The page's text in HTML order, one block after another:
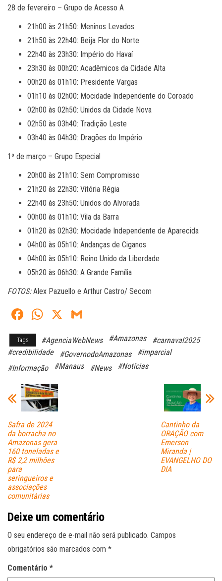
28 de fevereiro – Grupo de Acesso A
21h00 às 21h50: Meninos Levados
21h50 às 22h40: Beija Flor do Norte
22h40 às 23h30: Império do Havaí
23h30 às 00h20: Acadêmicos da Cidade Alta
00h20 às 01h10: Presidente Vargas
01h10 às 02h00: Mocidade Independente do Coroado
02h00 às 02h50: Unidos da Cidade Nova
02h50 às 03h40: Tradição Leste
03h40 às 04h30: Dragões do Império
1º de março – Grupo Especial
20h00 às 21h10: Sem Compromisso
21h20 às 22h30: Vitória Régia
22h40 às 23h50: Unidos do Alvorada
00h00 às 01h10: Vila da Barra
01h20 às 02h30: Mocidade Independente de Aparecida
04h00 às 05h10: Andanças de Ciganos
04h00 às 05h10: Reino Unido da Liberdade
05h20 às 06h30: A Grande Família
FOTOS:Alex Pazuello e Arthur Castro/ Secom
Fa
ce
bo
ok
W
ts
A
X
ail
Tags #AgenciaWebNews #Amazonas
#carnaval2025
#credibilidade
#GovernodoAmazonas
#imparcial
#Informação
#Manaus #News #Notícias
Safra de 2024
da borracha no
Amazonas gera
160 toneladas e
R$ 2,2 milhões
para
seringueiros e
associações
comunitárias
Cantinho da
ORAÇÃO com
Emerson
Miranda |
EVANGELHO DO
DIA
Deixe um comentário
O seu endereço de e-mail não será publicado. Campos
obrigatórios são marcados com *
Comentário *